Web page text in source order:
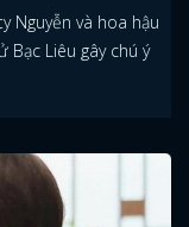
Nguyễn và hoa hậu
Bạc Liêu gây chú ý